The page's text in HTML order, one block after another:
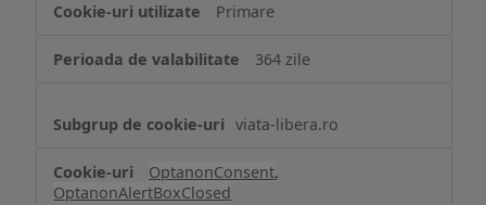
necesare
Primare
364 zile
viata-libera.ro
OptanonConsent,
OptanonAlertBoxClosed